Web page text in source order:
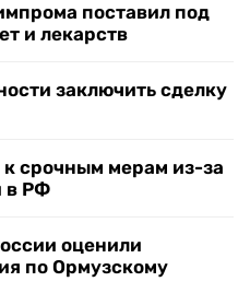
поставил под
и лекарств
заключить сделку
срочным мерам из-за
в РФ
оценили
по Ормузскому